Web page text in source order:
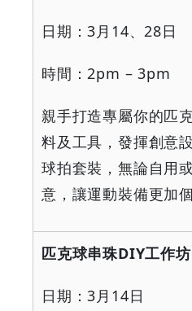
日期：3月 14、28日
時間：2pm – 3pm
親手打造專屬你的匹
料及工具，發揮創意
球拍套裝，無論自用
意，讓運動裝備更加個
匹克球串珠DIY工作坊
日期：3月 14日